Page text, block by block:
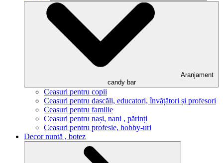
Aranjament
candy bar
Ceasuri pentru copii
Ceasuri pentru dascăli, educatori, învățători și profesori
Ceasuri pentru familie
Ceasuri pentru nași, nani , părinți
Ceasuri pentru profesie, hobby-uri
Decor nuntă , botez